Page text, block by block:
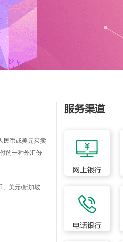
民币或美元买卖
的一种外汇份
美元/新加坡
服务渠道
网上银行
电话银行